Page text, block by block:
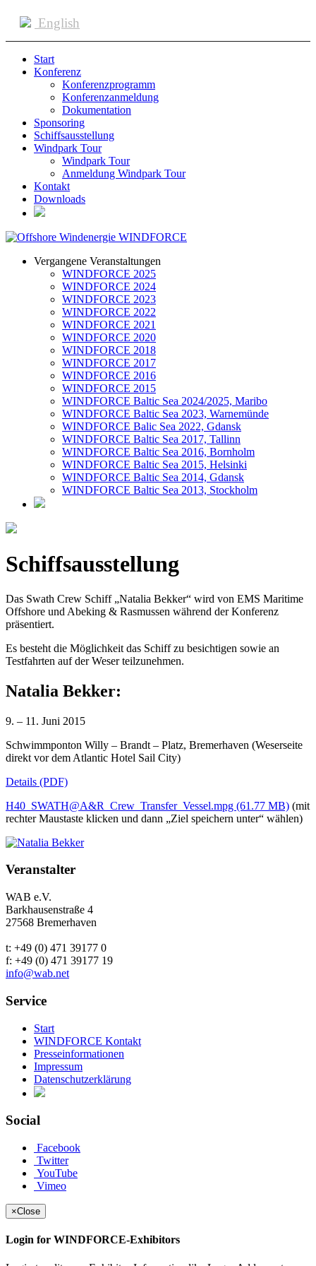
English
Start
Konferenz
Konferenzprogramm
Konferenzanmeldung
Dokumentation
Sponsoring
Schiffsausstellung
Windpark Tour
Windpark Tour
Anmeldung Windpark Tour
Kontakt
Downloads
Vergangene Veranstaltungen
WINDFORCE 2025
WINDFORCE 2024
WINDFORCE 2023
WINDFORCE 2022
WINDFORCE 2021
WINDFORCE 2020
WINDFORCE 2018
WINDFORCE 2017
WINDFORCE 2016
WINDFORCE 2015
WINDFORCE Baltic Sea 2024/2025, Maribo
WINDFORCE Baltic Sea 2023, Warnemünde
WINDFORCE Balic Sea 2022, Gdansk
WINDFORCE Baltic Sea 2017, Tallinn
WINDFORCE Baltic Sea 2016, Bornholm
WINDFORCE Baltic Sea 2015, Helsinki
WINDFORCE Baltic Sea 2014, Gdansk
WINDFORCE Baltic Sea 2013, Stockholm
Schiffsausstellung
Das Swath Crew Schiff „Natalia Bekker“ wird von EMS Maritime
Offshore und Abeking & Rasmussen während der Konferenz
präsentiert.
Es besteht die Möglichkeit das Schiff zu besichtigen sowie an
Testfahrten auf der Weser teilzunehmen.
Natalia Bekker:
9. – 11. Juni 2015
Schwimmponton Willy – Brandt – Platz, Bremerhaven (Weserseite
direkt vor dem Atlantic Hotel Sail City)
Details (PDF)
H40_SWATH@A&R_Crew_Transfer_Vessel.mpg (61.77 MB) (mit
rechter Maustaste klicken und dann „Ziel speichern unter“ wählen)
Veranstalter
WAB e.V.
Barkhausenstraße 4
27568 Bremerhaven
t: +49 (0) 471 39177 0
f: +49 (0) 471 39177 19
info@wab.net
Service
Start
WINDFORCE Kontakt
Presseinformationen
Impressum
Datenschutzerklärung
Social
Facebook
Twitter
YouTube
Vimeo
×Close
Login for WINDFORCE-Exhibitors